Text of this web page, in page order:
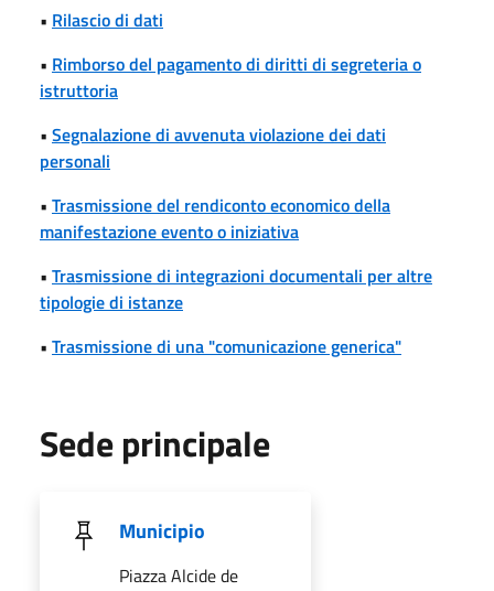
• Rilascio di dati
• Rimborso del pagamento di diritti di segreteria o
istruttoria
• Segnalazione di avvenuta violazione dei dati
personali
• Trasmissione del rendiconto economico della
manifestazione evento o iniziativa
• Trasmissione di integrazioni documentali per altre
tipologie di istanze
• Trasmissione di una "comunicazione generica"
Sede principale
Municipio
Piazza Alcide de